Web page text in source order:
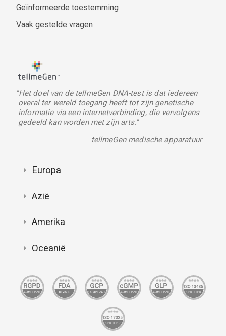
Geïnformeerde toestemming
Vaak gestelde vragen
"Het doel van de tellmeGen DNA-test is dat iedereen
overal ter wereld toegang heeft tot zijn genetische
informatie via een internetverbinding, die vervolgens
gedeeld kan worden met zijn arts."
tellmeGen medische apparatuur
Europa
Azië
Amerika
Oceanië